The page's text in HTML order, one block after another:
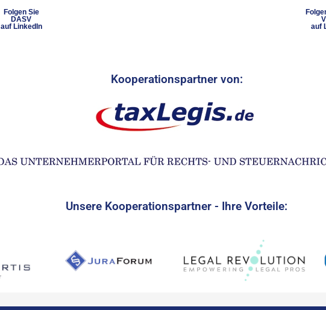
Folgen Sie
DASV
auf LinkedIn
auf
Kooperationspartner von:
Unsere Kooperationspartner - Ihre Vorteile: